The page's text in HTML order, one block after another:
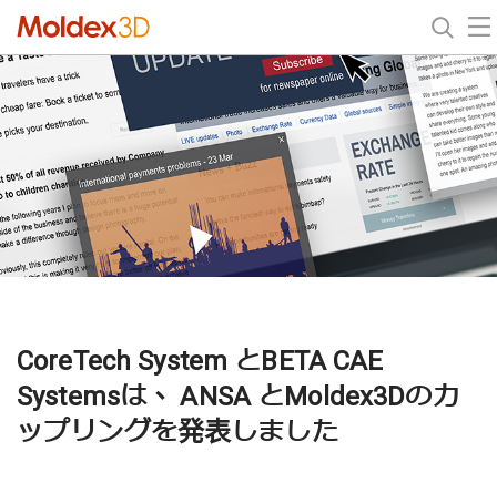
CoreTech System とBETA CAE
Systemsは、 ANSA とMoldex3Dのカ
ップリングを発表しました